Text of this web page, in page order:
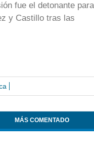
fue el detonante para
y Castillo tras las
MÁS COMENTADO